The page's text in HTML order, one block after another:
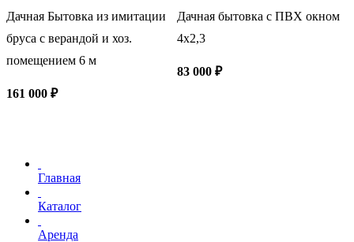
Дачная Бытовка из имитации
бруса с верандой и хоз.
помещением 6 м
161 000 ₽
Дачная бытовка с ПВХ окном
4х2,3
83 000 ₽
Главная
Каталог
Аренда